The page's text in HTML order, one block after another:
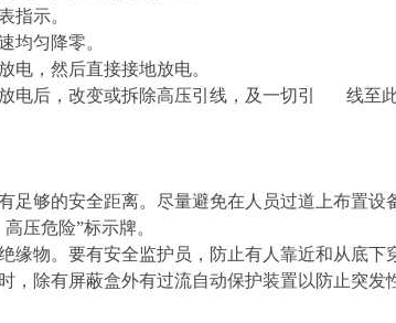
指示。
均匀降零。
电，然后直接接地放电。
电后，改变或拆除高压引线，及一切引 线至此
足够的安全距离。尽量避免在人员过道上布置设
压危险”标示牌。
缘物。要有安全监护员，防止有人靠近和从底下
，除有屏蔽盒外有过流自动保护装置以防止突发